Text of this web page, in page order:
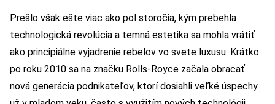
Prešlo však ešte viac ako pol storočia, kým prebehla
technologická revolúcia a temná estetika sa mohla vrátiť
ako principiálne vyjadrenie rebelov vo svete luxusu. Krátko
po roku 2010 sa na značku Rolls-Royce začala obracať
nová generácia podnikateľov, ktorí dosiahli veľké úspechy